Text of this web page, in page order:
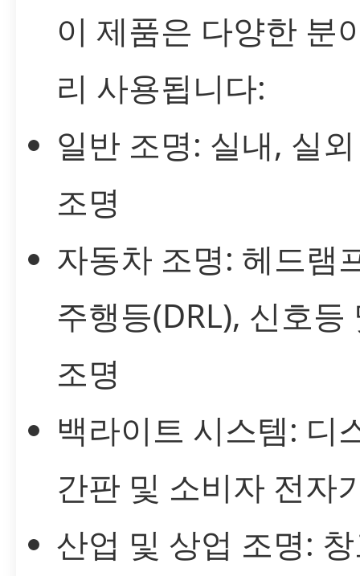
이 제품은 다양한 분
리 사용됩니다:
일반 조명: 실내, 실
조명
자동차 조명: 헤드램
주행등(DRL), 신호등
조명
백라이트 시스템: 디
간판 및 소비자 전자
산업 및 상업 조명: